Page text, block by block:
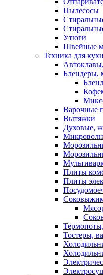
Пылесосы
Утюги
Швейные
Техника для
Блендеры,
Варочные
Вытяжки
Духовые,
Плиты
Плиты
Тостеры,